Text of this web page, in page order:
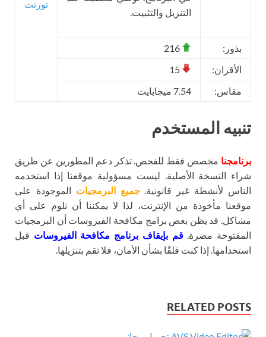
تورنت
التنزيل والتثبيت.
بذور:
الأقران:
مقاس:
7.54 ميجابايت
تنبيه المستخدم
برنامجنا مخصص فقط للفحص. تذكر دعم المطورين عن طريق
شراء النسخة الأصلية. ليست مسؤولية موقعنا إذا استخدمه
الناس لأنشطة غير قانونية.جميع البرمجيات الموجودة على
موقعنا مأخوذة من الإنترنت، لذا لا يمكننا أن نلوم على أي
مشاكل. قد يظن بعض برامج مكافحة الفيروسات أن البرمجيات
المفتوحة مضرة.قم بإيقاف برنامج مكافحة الفيروسات قبل
استخدامها. إذا كنت قلقًا بشأن الأمان، فلا تقم بتنزيلها.
RELATED POSTS